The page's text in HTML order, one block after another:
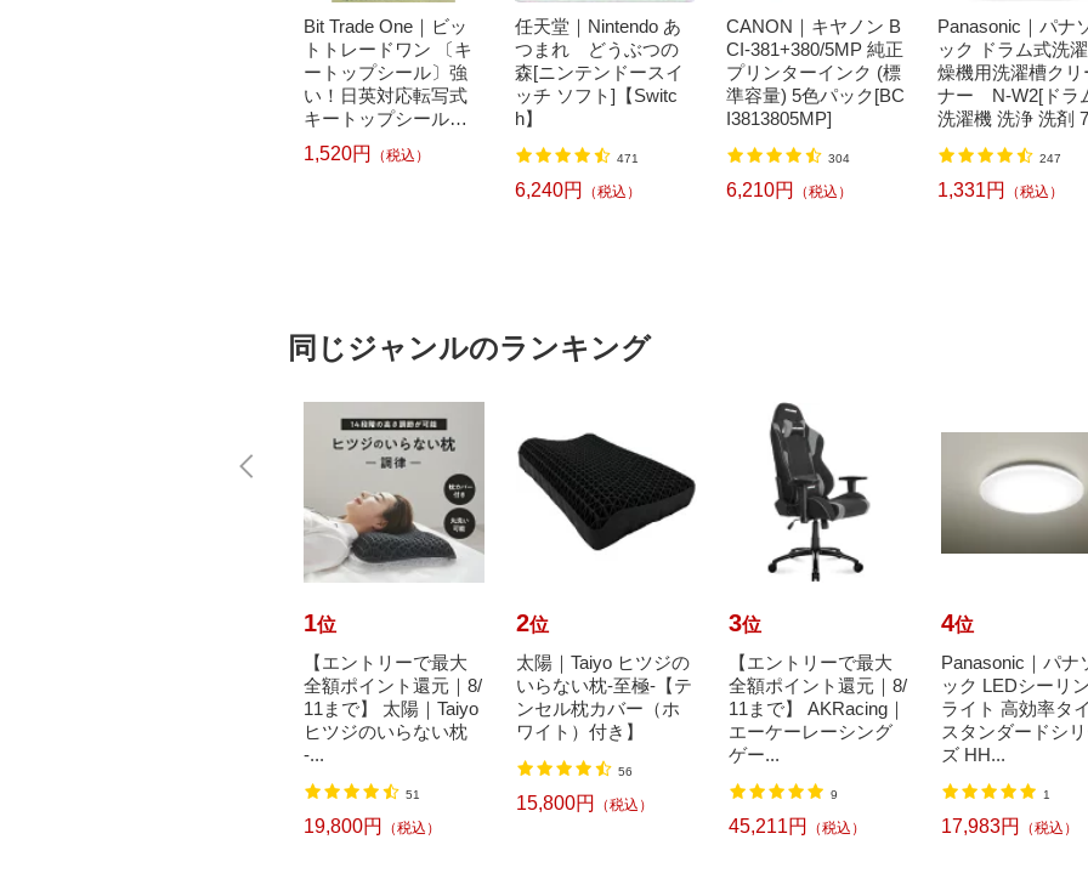
Bit Trade One｜ビッ
トトレードワン 〔キ
ートップシール〕強
い！日英対応転写式
キートップシールセ
ット ブルー DYKTSB
L
1,520円 （税込）
任天堂｜Nintendo あ
つまれ どうぶつの
森[ニンテンドースイ
ッチ ソフト]【Switc
h】
471
6,240円 （税込）
CANON｜キヤノン B
CI-381+380/5MP 純正
プリンターインク (標
準容量) 5色パック[BC
I3813805MP]
304
6,210円 （税込）
Panasonic｜パナ
ック ドラム式洗
燥機用洗濯槽クリ
ナー N-W2[ドラ
洗濯機 洗浄 洗剤
247
1,331円 （税込）
同じジャンルのランキング
1位
【エントリーで最大
全額ポイント還元｜8/
11まで】 太陽｜Taiyo
ヒツジのいらない枕
-...
51
19,800円 （税込）
2位
太陽｜Taiyo ヒツジの
いらない枕-至極-【テ
ンセル枕カバー（ホ
ワイト）付き】
56
15,800円 （税込）
3位
【エントリーで最大
全額ポイント還元｜8/
11まで】 AKRacing｜
エーケーレーシング
ゲー...
9
45,211円 （税込）
4位
Panasonic｜パナ
ック LEDシーリ
ライト 高効率タ
スタンダードシ
ズ HH...
1
17,983円 （税込）